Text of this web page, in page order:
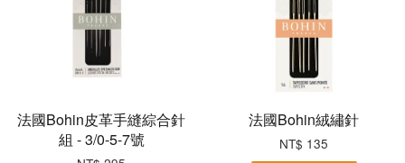
法國Bohin皮革手縫綜合針
組 - 3/0-5-7號
法國Bohin絨繡針
NT$ 135